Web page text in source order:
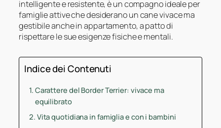
intelligente e resistente, è un compagno ideale per
famiglie attive che desiderano un cane vivace ma
gestibile anche in appartamento, a patto di
rispettare le sue esigenze fisiche e mentali.
Indice dei Contenuti
Carattere del Border Terrier: vivace ma
equilibrato
Vita quotidiana in famiglia e con i bambini